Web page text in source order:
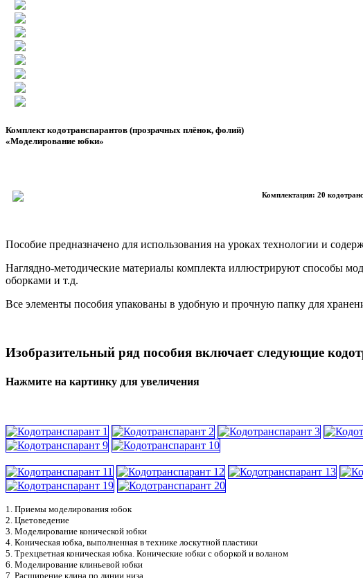
Комплект кодотранспарантов (прозрачных плёнок, фолий)
«Моделирование юбки»
Комплектация: 20
Пособие предназначено для использования на уроках технологии и
Наглядно-методические материалы комплекта иллюстрируют способы
оборками и т.д.
Все элементы пособия упакованы в удобную и прочную папку для
Изобразительный ряд пособия включает следующие
Нажмите на картинку для увеличения
1. Приемы моделирования юбок
2. Цветоведение
3. Моделирование конической юбки
4. Коническая юбка, выполненная в технике лоскутной пластики
5. Трехцветная коническая юбка. Конические юбки с оборкой и воланом
6. Моделирование клиньевой юбки
7. Расширение клина по линии низа